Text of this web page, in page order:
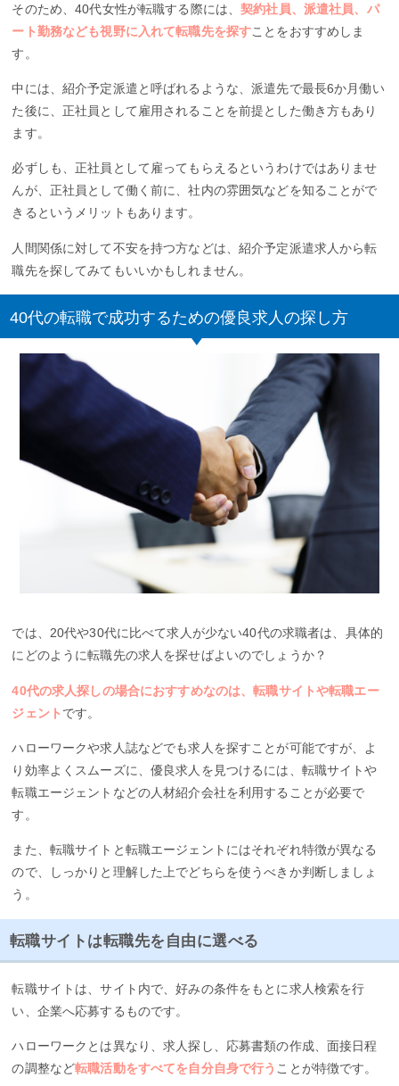
そのため、40代女性が転職する際には、契約社員、派遣社員、パ
ート勤務なども視野に入れて転職先を探すことをおすすめしま
す。
中には、紹介予定派遣と呼ばれるような、派遣先で最長6か月働い
た後に、正社員として雇用されることを前提とした働き方もあり
ます。
必ずしも、正社員として雇ってもらえるというわけではありませ
んが、正社員として働く前に、社内の雰囲気などを知ることがで
きるというメリットもあります。
人間関係に対して不安を持つ方などは、紹介予定派遣求人から転
職先を探してみてもいいかもしれません。
40代の転職で成功するための優良求人の探し方
では、20代や30代に比べて求人が少ない40代の求職者は、具体的
にどのように転職先の求人を探せばよいのでしょうか？
40代の求人探しの場合におすすめなのは、転職サイトや転職エー
ジェント です。
ハローワークや求人誌などでも求人を探すことが可能ですが、よ
り効率よくスムーズに、優良求人を見つけるには、転職サイトや
転職エージェントなどの人材紹介会社を利用することが必要で
す。
また、転職サイトと転職エージェントにはそれぞれ特徴が異なる
ので、しっかりと理解した上でどちらを使うべきか判断しましょ
う。
転職サイトは転職先を自由に選べる
転職サイトは、サイト内で、好みの条件をもとに求人検索を行
い、企業へ応募するものです。
ハローワークとは異なり、求人探し、応募書類の作成、面接日程
の調整など転職活動をすべてを自分自身で行う ことが特徴です。